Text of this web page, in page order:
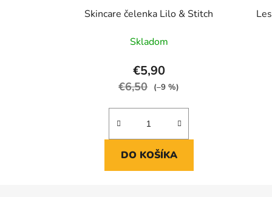
Skincare čelenka Lilo & Stitch
Skladom
€5,90
€6,50 (–9 %)
DO KOŠÍKA